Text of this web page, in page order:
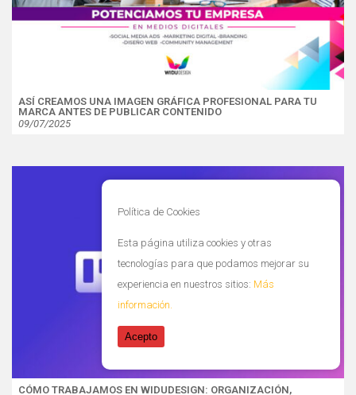
ASÍ CREAMOS UNA IMAGEN GRÁFICA PROFESIONAL PARA TU
MARCA ANTES DE PUBLICAR CONTENIDO
09/07/2025
CÓMO TRABAJAMOS EN WIDUDESIGN: ORGANIZACIÓN,
Política de Cookies
Esta página utiliza cookies y otras
tecnologías para que podamos mejorar su
experiencia en nuestros sitios: Más
información.
Acepto